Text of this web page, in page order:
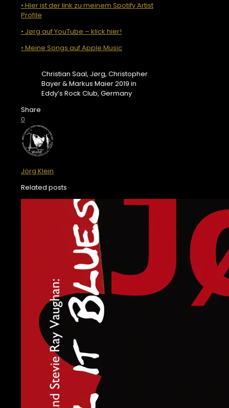
• Hier ist der link zu meinem Spotify Artist
Profile
• Jørg auf YouTube – klick hier!
• Meine Songs auf Apple Music
Christian Saal, Jørg, Christopher
Bayer & Markus Maier 2019 in
Eddy’s Rock Club, Germany
Share
0
Jörg Klein
Related posts